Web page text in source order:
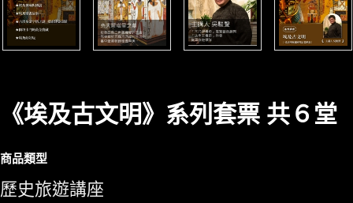
《埃及古文明》系列套票 共６堂
商品類型
歷史旅遊講座